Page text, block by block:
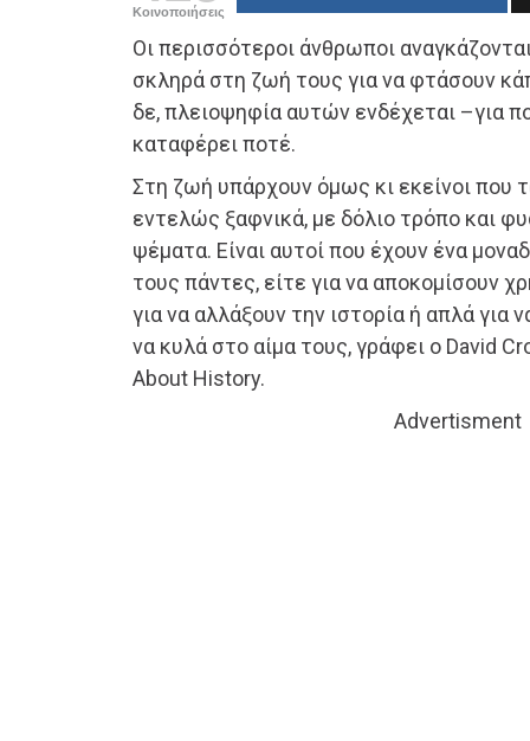
Κοινοποιήσεις
Οι περισσότεροι άνθρωποι
σκληρά στη ζωή τους για να φτάσουν
δε, πλειοψηφία αυτών ενδέχεται –για
καταφέρει ποτέ.
Στη ζωή υπάρχουν όμως κι εκείνοι που
εντελώς ξαφνικά, με δόλιο τρόπο και
ψέματα. Είναι αυτοί που έχουν ένα
τους πάντες, είτε για να αποκομίσουν
για να αλλάξουν την ιστορία ή απλά για
να κυλά στο αίμα τους, γράφει ο David
About History.
Advertisment